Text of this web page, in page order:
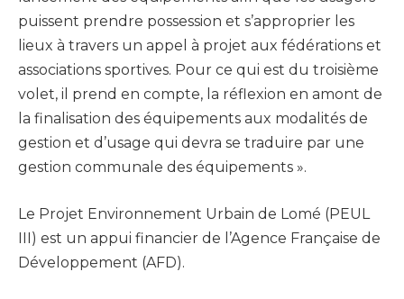
puissent prendre possession et s’approprier les
lieux à travers un appel à projet aux fédérations et
associations sportives. Pour ce qui est du troisième
volet, il prend en compte, la réflexion en amont de
la finalisation des équipements aux modalités de
gestion et d’usage qui devra se traduire par une
gestion communale des équipements ».
Le Projet Environnement Urbain de Lomé (PEUL
III) est un appui financier de l’Agence Française de
Développement (AFD).